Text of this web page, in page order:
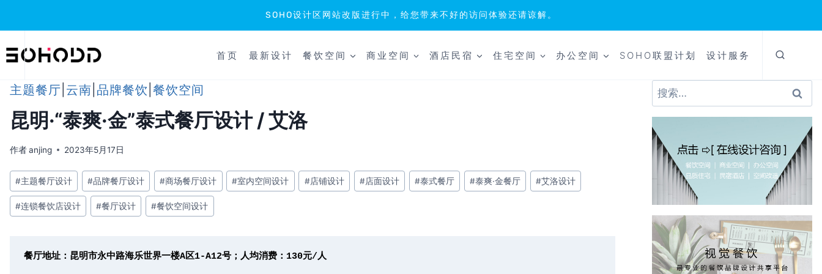
SOHO设计区网站改版进行中，给您带来不好的访问体验还请谅解。
到
首页 最新设计 餐饮空间 商业空间 酒店民宿 住宅空间 办公空间 SOHO联盟计划 设计服务
主题餐厅 云南 品牌餐饮 餐饮空间
昆明·“泰爽·金”泰式餐厅设计 / 艾洛
作者anjing 2023年5月17日
文
章
标
#主题餐厅设计 #品牌餐厅设计 #商场餐厅设计 #室内空间设计 #店铺设计 #店面设计 #泰式餐厅 #泰爽·金餐厅 #艾洛设计
#连锁餐饮店设计 #餐厅设计 #餐饮空间设计
餐厅地址：昆明市永中路海乐世界一楼A区1-A12号；人均消费：130元/人
搜
索：